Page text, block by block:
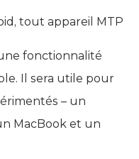
tout appareil MTP
fonctionnalité
Il sera utile pour
– un
MacBook et un